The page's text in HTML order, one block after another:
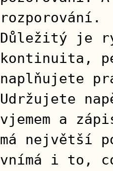
rozporování.
Důležitý je
kontinuita,
naplňujete
Udržujete
vjemem a
má největší
vnímá i to,